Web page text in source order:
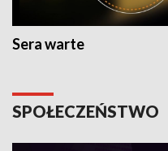
Sera warte
SPOŁECZEŃSTWO